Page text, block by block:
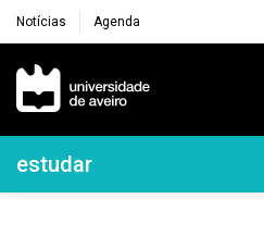
Notícias Agenda
Navegação Principal
Navegação Lateral
estudar